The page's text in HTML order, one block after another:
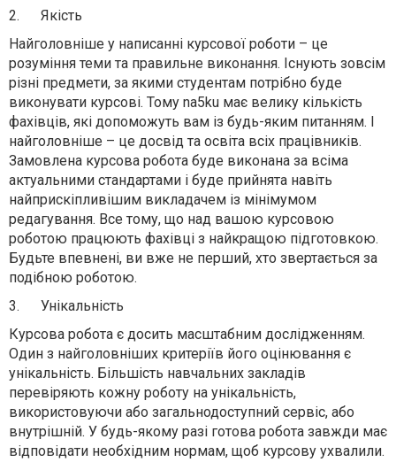
2.
Якість
Найголовніше у написанні курсової роботи – це
розуміння теми та правильне виконання. Існують зовсім
різні предмети, за якими студентам потрібно буде
виконувати курсові. Тому na5ku має велику кількість
фахівців, які допоможуть вам із будь-яким питанням. І
найголовніше – це досвід та освіта всіх працівників.
Замовлена курсова робота буде виконана за всіма
актуальними стандартами і буде прийнята навіть
найприскіпливішим викладачем із мінімумом
редагування. Все тому, що над вашою курсовою
роботою працюють фахівці з найкращою підготовкою.
Будьте впевнені, ви вже не перший, хто звертається за
подібною роботою.
3.
Унікальність
Курсова робота є досить масштабним дослідженням.
Один з найголовніших критеріїв його оцінювання є
унікальність. Більшість навчальних закладів
перевіряють кожну роботу на унікальність,
використовуючи або загальнодоступний сервіс, або
внутрішній. У будь-якому разі готова робота завжди має
відповідати необхідним нормам, щоб курсову ухвалили.